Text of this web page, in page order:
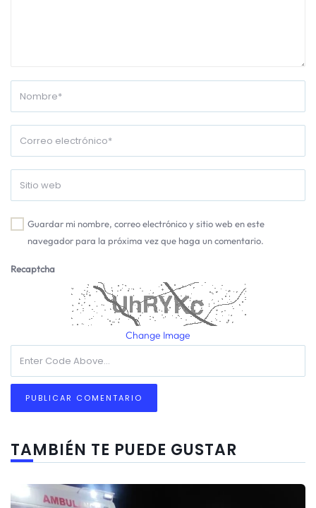
Guardar mi nombre, correo electrónico y sitio web en este
navegador para la próxima vez que haga un comentario.
Recaptcha
Change Image
TAMBIÉN TE PUEDE GUSTAR